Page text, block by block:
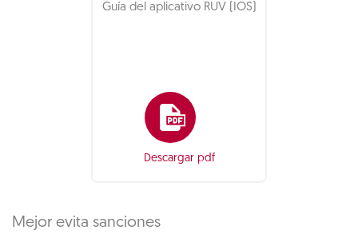
Guía del aplicativo RUV (IOS)
Descargar pdf
Mejor evita sanciones